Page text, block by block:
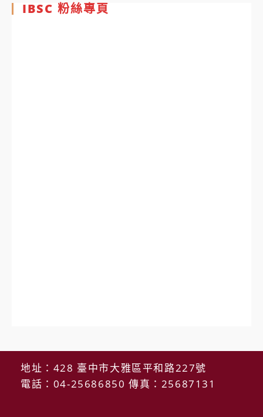
IBSC 粉絲專頁
地址：428 臺中市大雅區平和路227號
電話：04-25686850 傳真：25687131